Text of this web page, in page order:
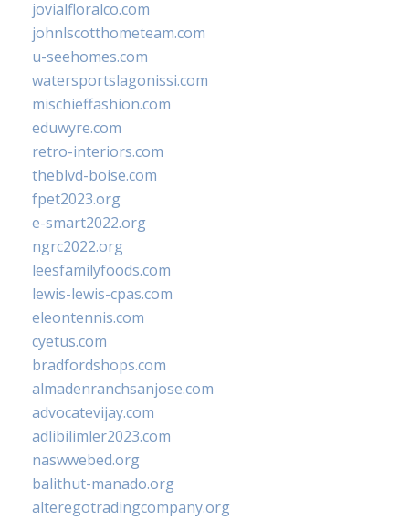
jovialfloralco.com
johnlscotthometeam.com
u-seehomes.com
watersportslagonissi.com
mischieffashion.com
eduwyre.com
retro-interiors.com
theblvd-boise.com
fpet2023.org
e-smart2022.org
ngrc2022.org
leesfamilyfoods.com
lewis-lewis-cpas.com
eleontennis.com
cyetus.com
bradfordshops.com
almadenranchsanjose.com
advocatevijay.com
adlibilimler2023.com
naswwebed.org
balithut-manado.org
alteregotradingcompany.org